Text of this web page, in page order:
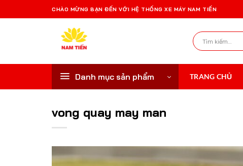
qua
CHÀO MỪNG BẠN ĐẾN VỚI HỆ THỐNG XE MÁY NAM TIẾN
Tìm
kiếm:
Danh mục sản phẩm TRANG CHỦ
vong quay may man